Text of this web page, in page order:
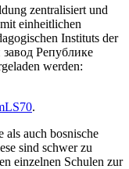
zentralisiert und
einheitlichen
Instituts der
Републике
werden:
.
als auch bosnische
sind schwer zu
einzelnen Schulen zur